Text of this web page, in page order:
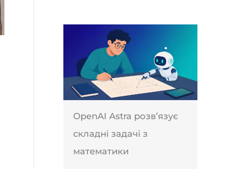
OpenAI Astra розв’язує
складні задачі з
математики